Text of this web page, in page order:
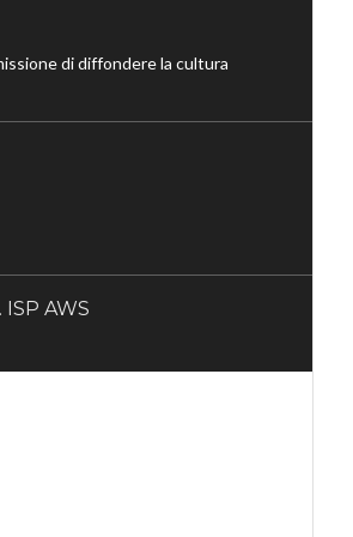
di diffondere la cultura
AWS